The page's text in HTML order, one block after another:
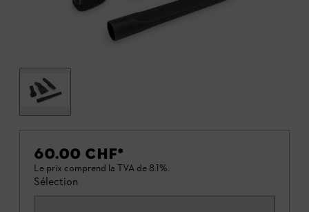
60.00 CHF*
Le prix comprend la TVA de 8.1%.
Sélection